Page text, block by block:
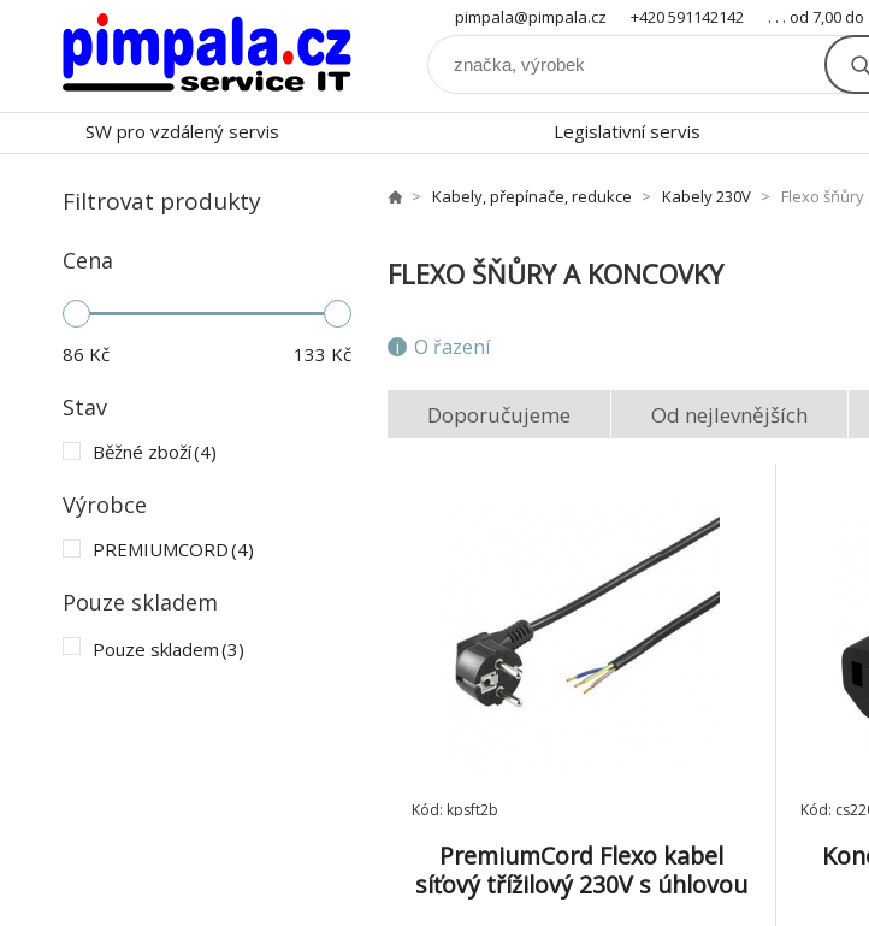
pimpala@pimpala.cz +420 591142142 . . . od 7,00
SW pro vzdálený servis Legislativní servis
Filtrovat produkty
Cena
86 Kč 133 Kč
Stav
Běžné zboží(4)
Výrobce
PREMIUMCORD(4)
Pouze skladem
Pouze skladem(3)
Kabely, přepínače, redukce Kabely 230V Flexo
FLEXO ŠŇŮRY A KONCOVKY
O řazení
Doporučujeme Od nejlevnějších
Kód: kpsft2b
PremiumCord Flexo kabel
síťový třížilový 230V s úhlovou
Kód: